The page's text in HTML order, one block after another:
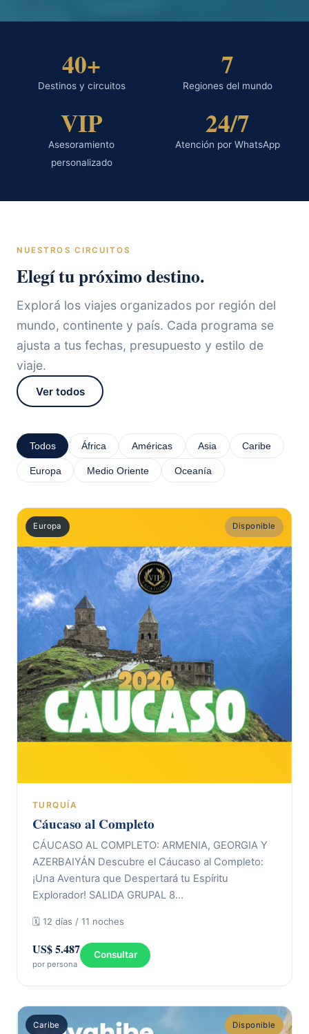
40+
Destinos y circuitos
7
Regiones del mundo
VIP
Asesoramiento
personalizado
24/7
Atención por WhatsApp
NUESTROS CIRCUITOS
Elegí tu próximo destino.
Explorá los viajes organizados por región del
mundo, continente y país. Cada programa se
ajusta a tus fechas, presupuesto y estilo de
viaje.
Ver todos
Todos África Américas Asia Caribe
Europa Medio Oriente Oceanía
Europa Disponible
TURQUÍA
Cáucaso al Completo
CÁUCASO AL COMPLETO: ARMENIA, GEORGIA Y
AZERBAIYÁN Descubre el Cáucaso al Completo:
¡Una Aventura que Despertará tu Espíritu
Explorador! SALIDA GRUPAL 8…
🗓 12 días / 11 noches
US$ 5.487
por persona
Consultar
Caribe Disponible